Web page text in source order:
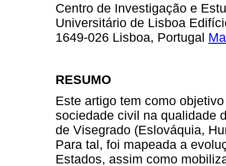
Centro de Investigação e
Universitário de Lisboa
1649-026 Lisboa, Portugal
RESUMO
Este artigo tem como
sociedade civil na qualidade
de Visegrado (Eslováquia,
Para tal, foi mapeada a
Estados, assim como